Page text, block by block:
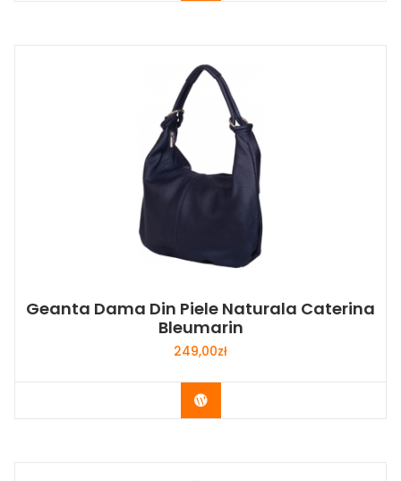
Geanta Dama Din Piele Naturala Caterina
Bleumarin
249,00zł
Buy Now